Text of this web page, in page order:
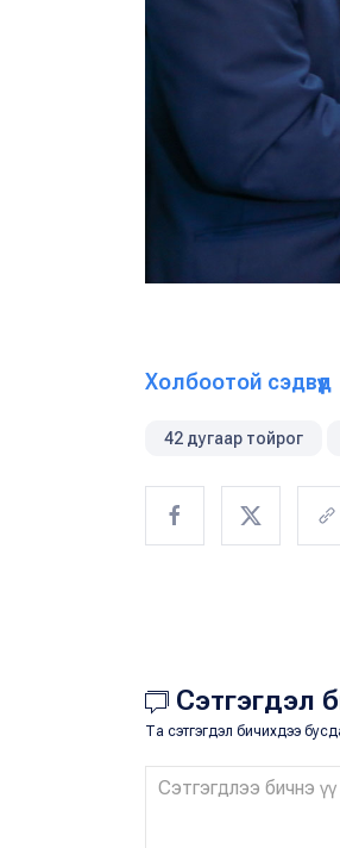
Холбоотой сэдвүүд
42 дугаар тойрог
Сэтгэгдэл
Та сэтгэгдэл бичихдээ